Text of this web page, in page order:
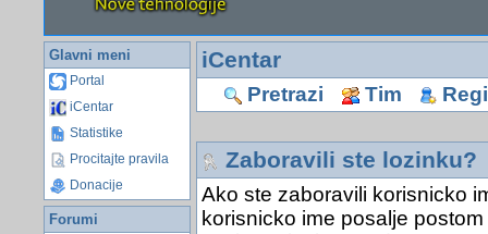
Glavni meni
Portal
iCentar
Statistike
Procitajte pravila
Donacije
Forumi
iCentar
Pretrazi Tim
Zaboravili ste lozinku?
Ako ste zaboravili korisnicko
korisnicko ime posalje